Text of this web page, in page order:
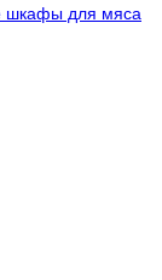
шкафы для мяса